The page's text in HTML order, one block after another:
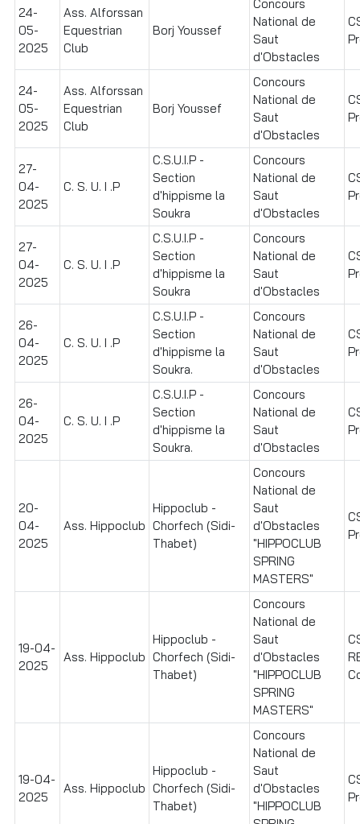
24-
05-
2025
Ass. Alforssan
Equestrian
Club
Borj Youssef
Concours
National de
Saut
d'Obstacles
24-
05-
2025
Ass. Alforssan
Equestrian
Club
Borj Youssef
Concours
National de
Saut
d'Obstacles
27-
04-
2025
C. S. U. I .P
C.S.U.I.P -
Section
d'hippisme la
Soukra
Concours
National de
Saut
d'Obstacles
27-
04-
2025
C. S. U. I .P
C.S.U.I.P -
Section
d'hippisme la
Soukra
Concours
National de
Saut
d'Obstacles
26-
04-
2025
C. S. U. I .P
C.S.U.I.P -
Section
d'hippisme la
Soukra.
Concours
National de
Saut
d'Obstacles
26-
04-
2025
C. S. U. I .P
C.S.U.I.P -
Section
d'hippisme la
Soukra.
Concours
National de
Saut
d'Obstacles
20-
04-
2025
Ass. Hippoclub
Hippoclub -
Chorfech (Sidi-
Thabet)
Concours
National de
Saut
d'Obstacles
"HIPPOCLUB
SPRING
MASTERS"
19-04-
2025
Ass. Hippoclub
Hippoclub -
Chorfech (Sidi-
Thabet)
Concours
National de
Saut
d'Obstacles
"HIPPOCLUB
SPRING
MASTERS"
19-04-
2025
Ass. Hippoclub
Hippoclub -
Chorfech (Sidi-
Thabet)
Concours
National de
Saut
d'Obstacles
"HIPPOCLUB